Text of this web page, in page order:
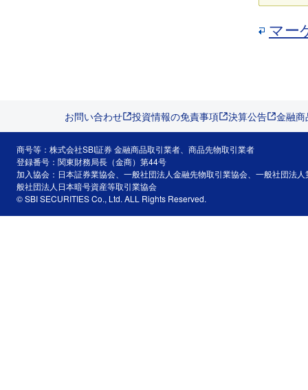
マー
お問い合わせ 投資情報の免責事項 決算公告 金融
商号等：株式会社SBI証券 金融商品取引業者、商品先物取引業者
登録番号：関東財務局長（金商）第44号
加入協会：日本証券業協会、一般社団法人金融先物取引業協会、一般社団法
般社団法人日本暗号資産等取引業協会
© SBI SECURITIES Co., Ltd. ALL Rights Reserved.